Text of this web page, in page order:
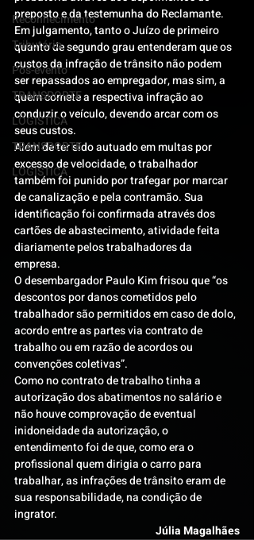
Reconhecimento
Tributário
Pós-evento
TRANSPORTE
LOGISTICA
TRANSPORTE
LOGISTICA
preposto e da testemunha do Reclamante.
Em julgamento, tanto o Juízo de primeiro
quanto de segundo grau entenderam que os
custos da infração de trânsito não podem
ser repassados ao empregador, mas sim, a
quem comete a respectiva infração ao
conduzir o veículo, devendo arcar com os
seus custos.
Além de ter sido autuado em multas por
excesso de velocidade, o trabalhador
também foi punido por trafegar por marcar
de canalização e pela contramão. Sua
identificação foi confirmada através dos
cartões de abastecimento, atividade feita
diariamente pelos trabalhadores da
empresa.
O desembargador Paulo Kim frisou que “os
descontos por danos cometidos pelo
trabalhador são permitidos em caso de dolo,
acordo entre as partes via contrato de
trabalho ou em razão de acordos ou
convenções coletivas”.
Como no contrato de trabalho tinha a
autorização dos abatimentos no salário e
não houve comprovação de eventual
inidoneidade da autorização, o
entendimento foi de que, como era o
profissional quem dirigia o carro para
trabalhar, as infrações de trânsito eram de
sua responsabilidade, na condição de
ingrator.
Júlia Magalhães